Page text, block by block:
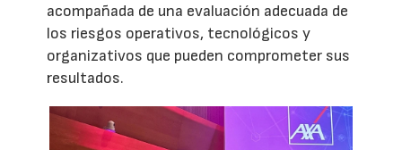
acompañada de una evaluación adecuada de
los riesgos operativos, tecnológicos y
organizativos que pueden comprometer sus
resultados.